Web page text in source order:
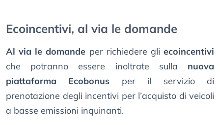
Ecoincentivi, al via le domande
Al via le domande per richiedere gliecoincentivi
che potranno essere inoltrate sulla nuova
piattaforma Ecobonus per il servizio di
prenotazione degli incentivi per l’acquisto di veicoli
a basse emissioni inquinanti.